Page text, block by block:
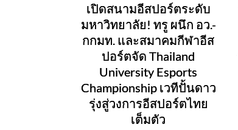
เปิดสนามอีสปอร์ตระดับ
มหาวิทยาลัย! ทรู ผนึก อว.-
กกมท. และสมาคมกีฬาอีส
ปอร์ตจัด Thailand
University Esports
Championship เวทีปั้นดาว
รุ่งสู่วงการอีสปอร์ตไทย
เต็มตัว